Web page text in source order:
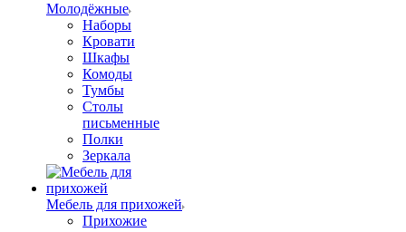
Молодёжные
Наборы
Кровати
Шкафы
Комоды
Тумбы
Столы
письменные
Полки
Зеркала
Мебель для прихожей
Прихожие